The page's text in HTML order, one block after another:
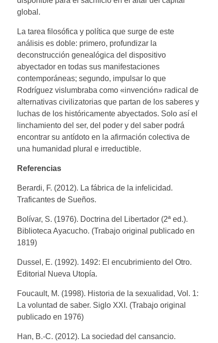
global.
La tarea filosófica y política que surge de este
análisis es doble: primero, profundizar la
deconstrucción genealógica del dispositivo
abyectador en todas sus manifestaciones
contemporáneas; segundo, impulsar lo que
Rodríguez vislumbraba como «invención» radical de
alternativas civilizatorias que partan de los saberes y
luchas de los históricamente abyectados. Solo así el
linchamiento del ser, del poder y del saber podrá
encontrar su antídoto en la afirmación colectiva de
una humanidad plural e irreductible.
Referencias
Berardi, F. (2012). La fábrica de la infelicidad.
Traficantes de Sueños.
Bolívar, S. (1976). Doctrina del Libertador (2ª ed.).
Biblioteca Ayacucho. (Trabajo original publicado en
1819)
Dussel, E. (1992). 1492: El encubrimiento del Otro.
Editorial Nueva Utopía.
Foucault, M. (1998). Historia de la sexualidad, Vol. 1:
La voluntad de saber. Siglo XXI. (Trabajo original
publicado en 1976)
Han, B.-C. (2012). La sociedad del cansancio.